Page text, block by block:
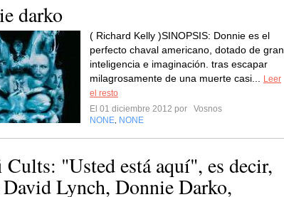
darko
( Richard Kelly )SINOPSIS: Donnie es el
perfecto chaval americano, dotado de gran
inteligencia e imaginación. tras escapar
milagrosamente de una muerte casi...
Leer
el resto
El 01 diciembre 2012 por
Vosnos
NONE NONE
"Usted está aquí", es decir,
Lynch, Donnie Darko,